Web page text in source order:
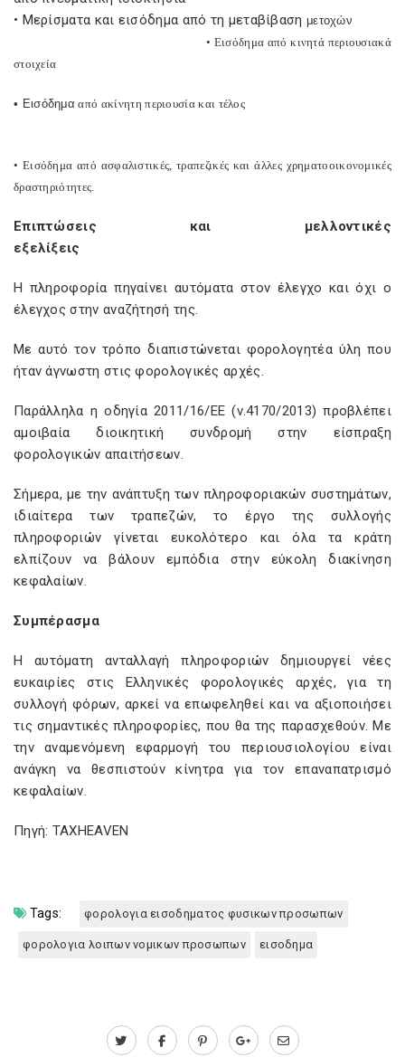
• Μερίσματα και εισόδημα από τη μεταβίβαση μετοχών
• Εισόδημα από κινητά περιουσιακά
στοιχεία
• Εισόδημα από ακίνητη περιουσία και τέλος
• Εισόδημα από ασφαλιστικές, τραπεζικές και άλλες χρηματοοικονομικές
δραστηριότητες.
Επιπτώσεις και μελλοντικές
εξελίξεις
Η πληροφορία πηγαίνει αυτόματα στον έλεγχο και όχι ο
έλεγχος στην αναζήτησή της.
Με αυτό τον τρόπο διαπιστώνεται φορολογητέα ύλη που
ήταν άγνωστη στις φορολογικές αρχές.
Παράλληλα η οδηγία 2011/16/ΕΕ (ν.4170/2013) προβλέπει
αμοιβαία διοικητική συνδρομή στην είσπραξη
φορολογικών απαιτήσεων.
Σήμερα, με την ανάπτυξη των πληροφοριακών συστημάτων,
ιδιαίτερα των τραπεζών, το έργο της συλλογής
πληροφοριών γίνεται ευκολότερο και όλα τα κράτη
ελπίζουν να βάλουν εμπόδια στην εύκολη διακίνηση
κεφαλαίων.
Συμπέρασμα
Η αυτόματη ανταλλαγή πληροφοριών δημιουργεί νέες
ευκαιρίες στις Ελληνικές φορολογικές αρχές, για τη
συλλογή φόρων, αρκεί να επωφεληθεί και να αξιοποιήσει
τις σημαντικές πληροφορίες, που θα της παρασχεθούν. Με
την αναμενόμενη εφαρμογή του περιουσιολογίου είναι
ανάγκη να θεσπιστούν κίνητρα για τον επαναπατρισμό
κεφαλαίων.
Πηγή: TAXHEAVEN
Tags: φορολογια εισοδηματος φυσικων προσωπων
φορολογια λοιπων νομικων προσωπων εισοδημα